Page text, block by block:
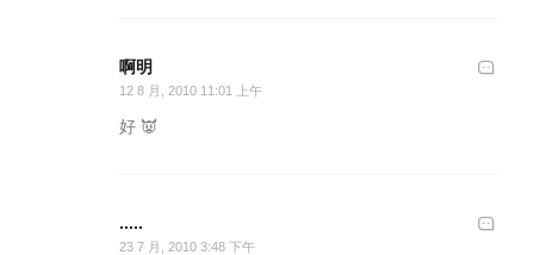
啊明
12 8 月, 2010 11:01 上午
好 👿
.....
23 7 月, 2010 3:48 下午